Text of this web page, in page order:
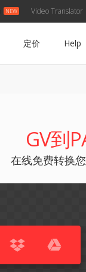
Video Translator
定价 Help
GV到
在线免费转换